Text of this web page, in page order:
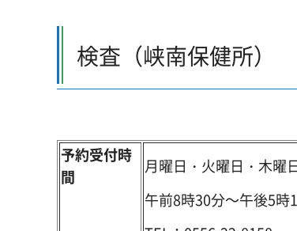
検査（峡南保健所）
予約受付時
間
月曜日・火曜日・木曜
午前8時30分～午後5時